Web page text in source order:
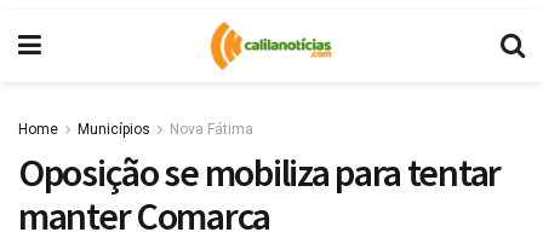
Home Municípios Nova Fátima
Oposição se mobiliza para tentar
manter Comarca